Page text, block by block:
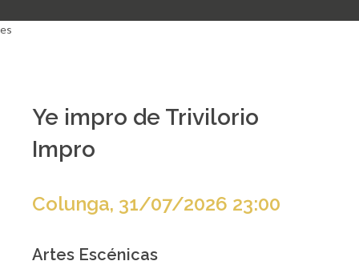
es
Ye impro de Trivilorio
Impro
Colunga, 31/07/2026 23:00
Artes Escénicas